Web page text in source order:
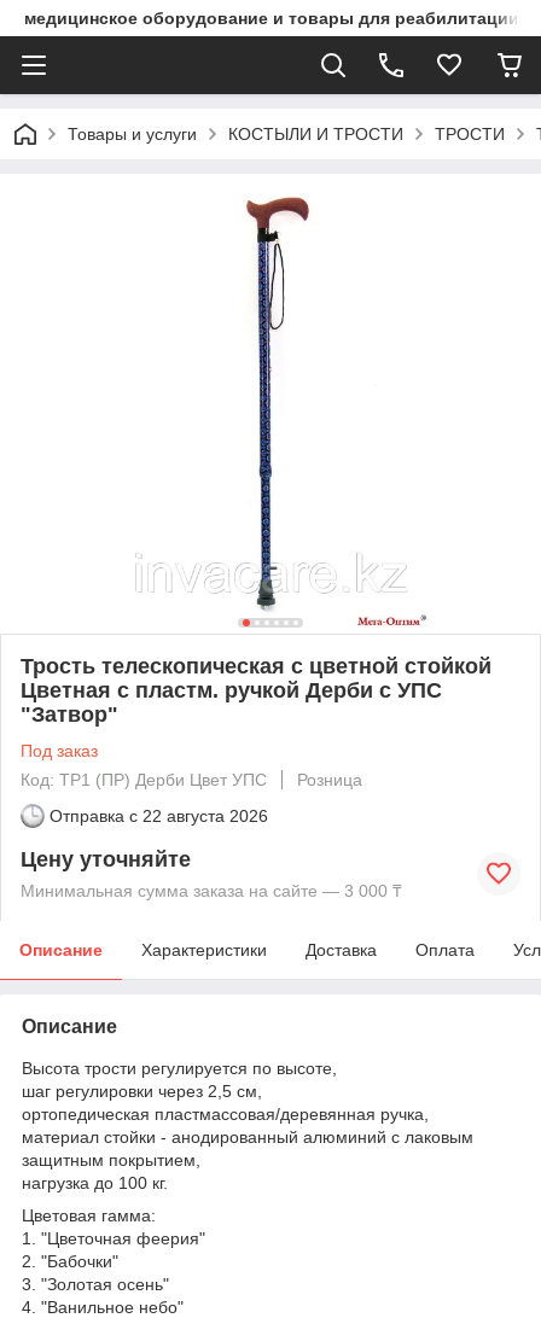
медицинское оборудование и товары для реабилитации
Товары и услуги КОСТЫЛИ И ТРОСТИ ТРОСТИ
Трость телескопическая с цветной стойкой
Цветная с пластм. ручкой Дерби с УПС
"Затвор"
Под заказ
Код: ТР1 (ПР) Дерби Цвет УПС
Розница
Отправка с 22 августа 2026
Цену уточняйте
Минимальная сумма заказа на сайте — 3 000 ₸
Описание Характеристики Доставка Оплата
Описание
Высота трости регулируется по высоте,
шаг регулировки через 2,5 см,
ортопедическая пластмассовая/деревянная ручка,
материал стойки - анодированный алюминий c лаковым
защитным покрытием,
нагрузка до 100 кг.
Цветовая гамма:
1. "Цветочная феерия"
2. "Бабочки"
3. "Золотая осень"
4. "Ванильное небо"